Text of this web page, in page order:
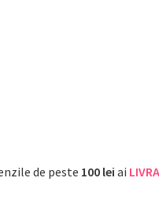
de peste 100 lei ai